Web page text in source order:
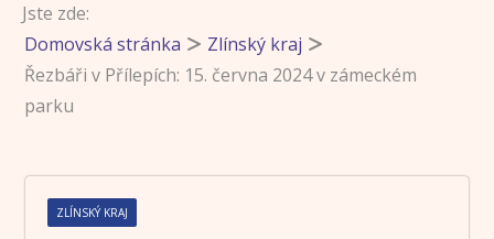
Jste zde:
Domovská stránka
Zlínský kraj
Řezbáři v Přílepích: 15. června 2024 v zámeckém
parku
ZLÍNSKÝ KRAJ